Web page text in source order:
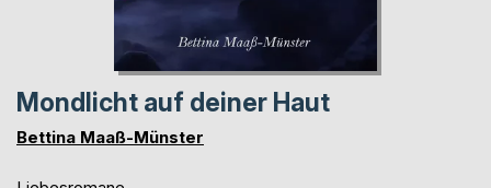
Mondlicht auf deiner Haut
Bettina Maaß-Münster